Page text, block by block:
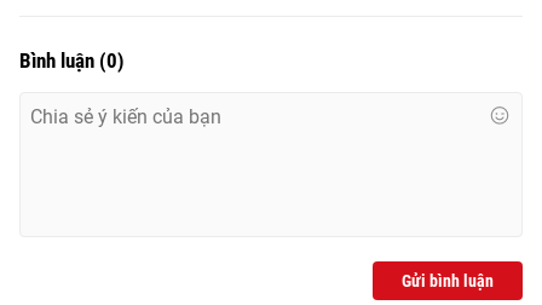
Bình luận (0)
Gửi bình luận